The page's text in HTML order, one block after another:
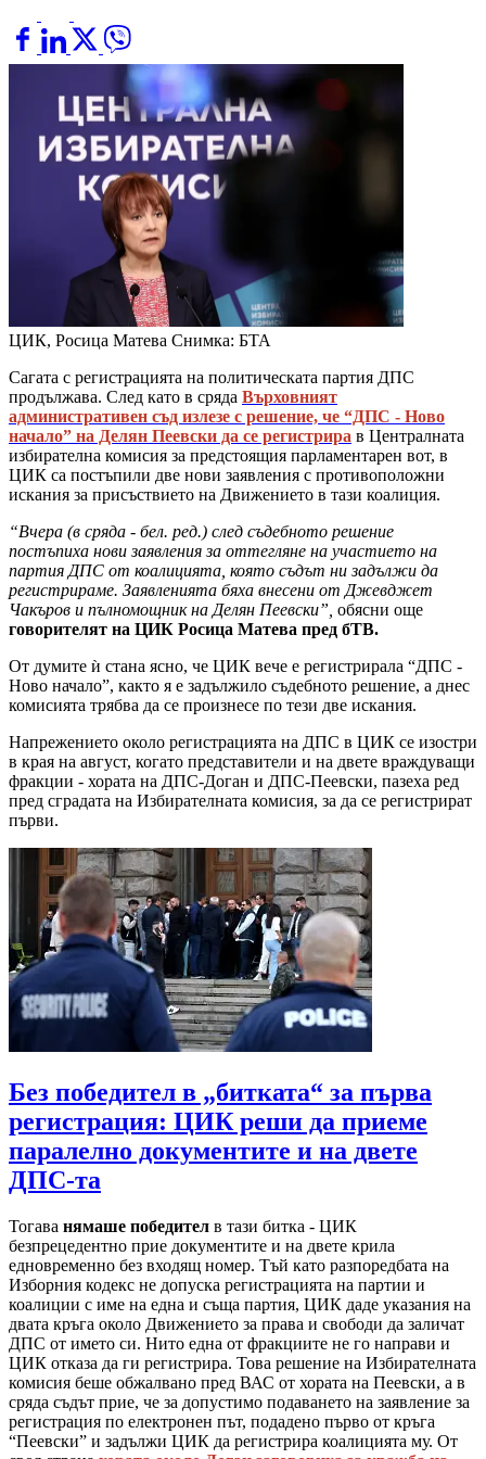
ЦИК, Росица Матева Снимка: БТА
Сагата с регистрацията на политическата партия ДПС
продължава. След като в сряда Върховният
административен съд излезе с решение, че “ДПС - Ново
начало” на Делян Пеевски да се регистрира в Централната
избирателна комисия за предстоящия парламентарен вот, в
ЦИК са постъпили две нови заявления с противоположни
искания за присъствието на Движението в тази коалиция.
“Вчера (в сряда - бел. ред.) след съдебното решение
постъпиха нови заявления за оттегляне на участието на
партия ДПС от коалицията, която съдът ни задължи да
регистрираме. Заявленията бяха внесени от Джевджет
Чакъров и пълномощник на Делян Пеевски”, обясни още
говорителят на ЦИК Росица Матева пред бТВ.
От думите ѝ стана ясно, че ЦИК вече е регистрирала “ДПС -
Ново начало”, както я е задължило съдебното решение, а днес
комисията трябва да се произнесе по тези две искания.
Напрежението около регистрацията на ДПС в ЦИК се изостри
в края на август, когато представители и на двете враждуващи
фракции - хората на ДПС-Доган и ДПС-Пеевски, пазеха ред
пред сградата на Избирателната комисия, за да се регистрират
първи.
Без победител в „битката“ за първа
регистрация: ЦИК реши да приеме
паралелно документите и на двете
ДПС-та
Тогава нямаше победител в тази битка - ЦИК
безпрецедентно прие документите и на двете крила
едновременно без входящ номер. Тъй като разпоредбата на
Изборния кодекс не допуска регистрацията на партии и
коалиции с име на една и съща партия, ЦИК даде указания на
двата кръга около Движението за права и свободи да заличат
ДПС от името си. Нито една от фракциите не го направи и
ЦИК отказа да ги регистрира. Това решение на Избирателната
комисия беше обжалвано пред ВАС от хората на Пеевски, а в
сряда съдът прие, че за допустимо подаването на заявление за
регистрация по електронен път, подадено първо от кръга
“Пеевски” и задължи ЦИК да регистрира коалицията му. От